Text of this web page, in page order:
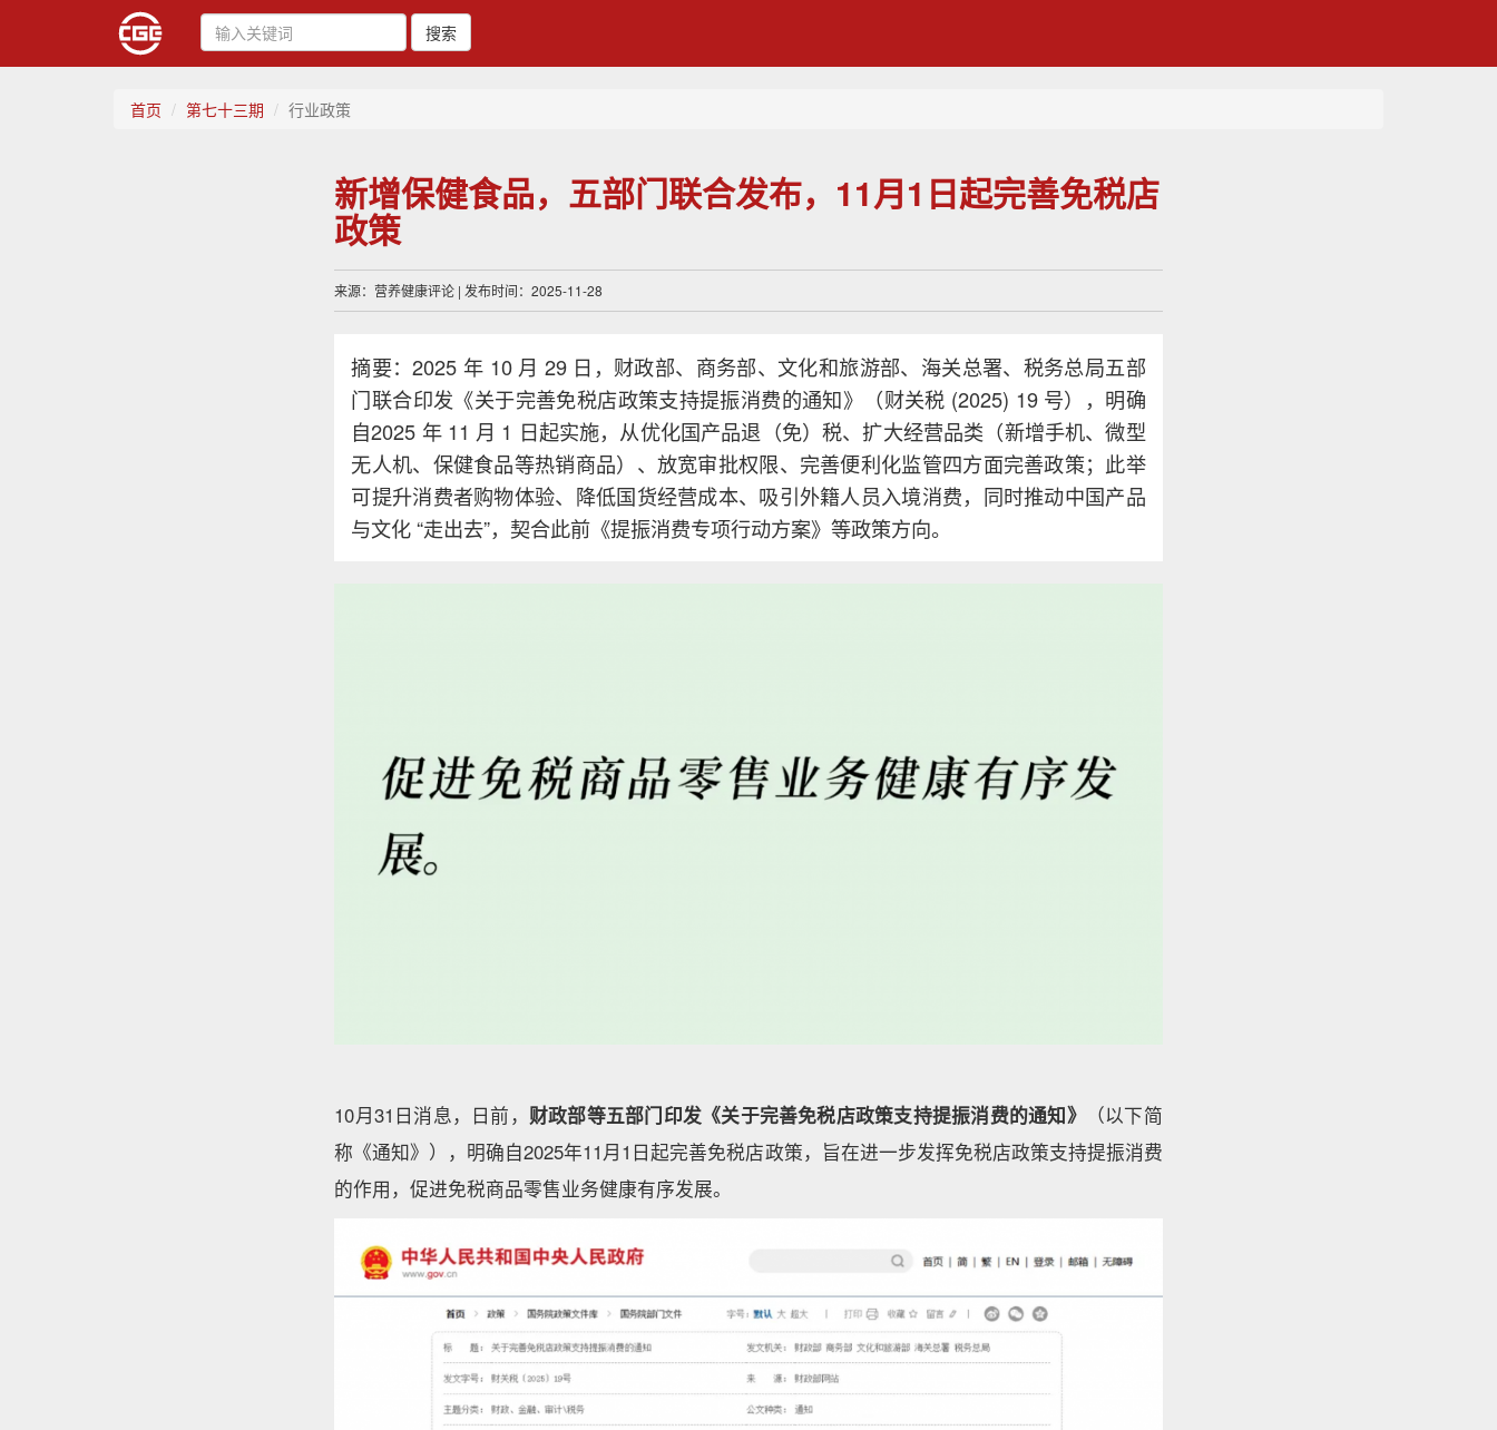
搜索
首页 第七十三期 行业政策
新增保健食品，五部门联合发布，11月1日起完善免税店
政策
来源：营养健康评论 | 发布时间：2025-11-28
摘要：2025 年 10 月 29 日，财政部、商务部、文化和旅游部、海关总署、税务总局五部
门联合印发《关于完善免税店政策支持提振消费的通知》（财关税 (2025) 19 号），明确
自2025 年 11 月 1 日起实施，从优化国产品退（免）税、扩大经营品类（新增手机、微型
无人机、保健食品等热销商品）、放宽审批权限、完善便利化监管四方面完善政策；此举
可提升消费者购物体验、降低国货经营成本、吸引外籍人员入境消费，同时推动中国产品
与文化 “走出去”，契合此前《提振消费专项行动方案》等政策方向。
10月31日消息，日前， 财政部等五部门印发《关于完善免税店政策支持提振消费的通知》
（以下简
称《通知》），明确自2025年11月1日起完善免税店政策，旨在进一步发挥免税店政策支持提振消费
的作用，促进免税商品零售业务健康有序发展。